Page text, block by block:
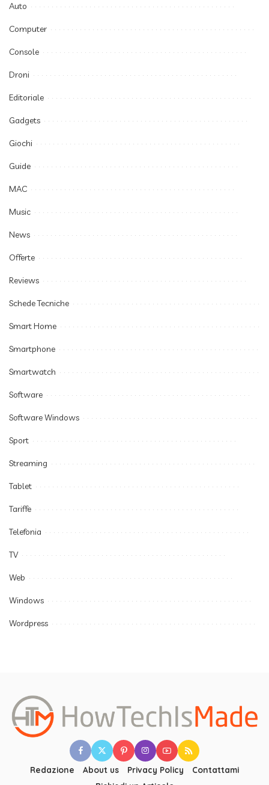
Auto
Computer
Console
Droni
Editoriale
Gadgets
Giochi
Guide
MAC
Music
News
Offerte
Reviews
Schede Tecniche
Smart Home
Smartphone
Smartwatch
Software
Software Windows
Sport
Streaming
Tablet
Tariffe
Telefonia
TV
Web
Windows
Wordpress
Redazione About us Privacy Policy
Contattami